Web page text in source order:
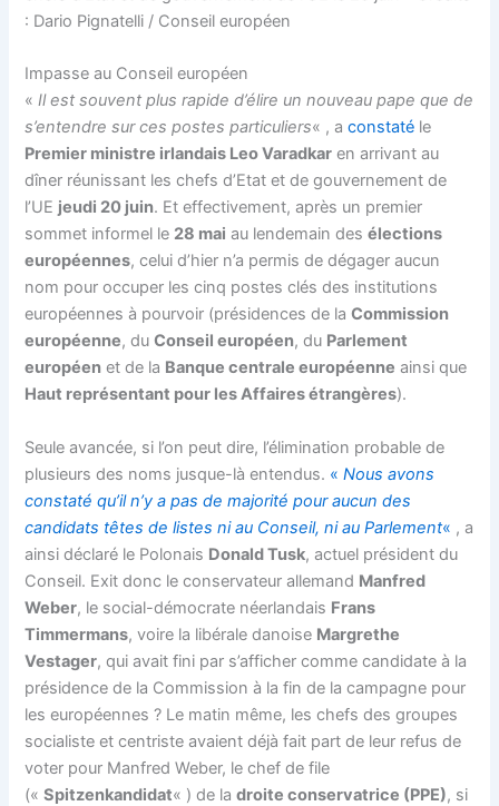
: Dario Pignatelli / Conseil européen
Impasse au Conseil européen
«Il est souvent plus rapide d’élire un nouveau pape que de
s’entendre sur ces postes particuliers« , aconstaté le
Premier ministre irlandais Leo Varadkar en arrivant au
dîner réunissant les chefs d’Etat et de gouvernement de
l’UE jeudi 20 juin. Et effectivement, après un premier
sommet informel le 28 mai au lendemain desélections
européennes, celui d’hier n’a permis de dégager aucun
nom pour occuper les cinq postes clés des institutions
européennes à pourvoir (présidences de laCommission
européenne, duConseil européen, du Parlement
européen et de la Banque centrale européenne ainsi que
Haut représentant pour les Affaires étrangères).
Seule avancée, si l’on peut dire, l’élimination probable de
plusieurs des noms jusque-là entendus. «Nous avons
constaté qu’il n’y a pas de majorité pour aucun des
candidats têtes de listes ni au Conseil, ni au Parlement« , a
ainsi déclaré le Polonais Donald Tusk, actuel président du
Conseil. Exit donc le conservateur allemand Manfred
Weber, le social-démocrate néerlandais Frans
Timmermans, voire la libérale danoise Margrethe
Vestager, qui avait fini par s’afficher comme candidate à la
présidence de la Commission à la fin de la campagne pour
les européennes ? Le matin même, les chefs des groupes
socialiste et centriste avaient déjà fait part de leur refus de
voter pour Manfred Weber, le chef de file
(«Spitzenkandidat« ) de ladroite conservatrice (PPE), si